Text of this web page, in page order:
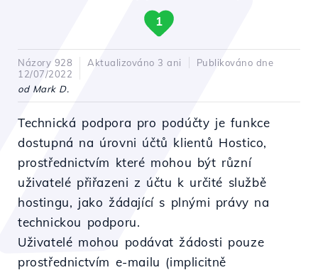
1
Názory 928 Aktualizováno 3 ani
Publikováno dne
12/07/2022
od Mark D.
Technická podpora pro podúčty je funkce
dostupná na úrovni účtů klientů Hostico,
prostřednictvím které mohou být různí
uživatelé přiřazeni z účtu k určité službě
hostingu, jako žádající s plnými právy na
technickou podporu.
Uživatelé mohou podávat žádosti pouze
prostřednictvím e-mailu (implicitně